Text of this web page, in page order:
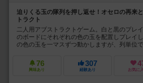
迫りくる玉の隊列を押し返せ！オセロの再来
トラクト
二人用アブストラクトゲーム。白と黒のプレ
のボードにそれぞれの色の玉を配置しプレイ
の色の玉を一マスずつ動かしますが、列単位
76
興味あり
307
経験あり お気に入